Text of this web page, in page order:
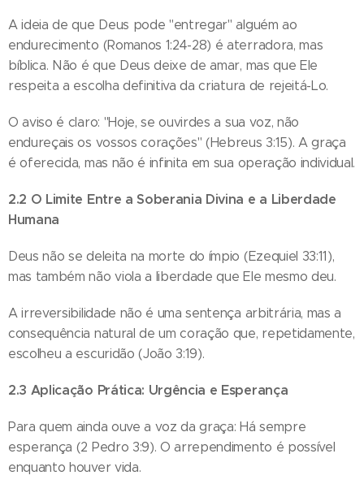
A ideia de que Deus pode "entregar" alguém ao
endurecimento (Romanos 1:24-28) é aterradora, mas
bíblica. Não é que Deus deixe de amar, mas que Ele
respeita a escolha definitiva da criatura de rejeitá-Lo.
O aviso é claro: "Hoje, se ouvirdes a sua voz, não
endureçais os vossos corações" (Hebreus 3:15). A graça
é oferecida, mas não é infinita em sua operação individual.
2.2 O Limite Entre a Soberania Divina e a Liberdade
Humana
Deus não se deleita na morte do ímpio (Ezequiel 33:11),
mas também não viola a liberdade que Ele mesmo deu.
A irreversibilidade não é uma sentença arbitrária, mas a
consequência natural de um coração que, repetidamente,
escolheu a escuridão (João 3:19).
2.3 Aplicação Prática: Urgência e Esperança
Para quem ainda ouve a voz da graça: Há sempre
esperança (2 Pedro 3:9). O arrependimento é possível
enquanto houver vida.